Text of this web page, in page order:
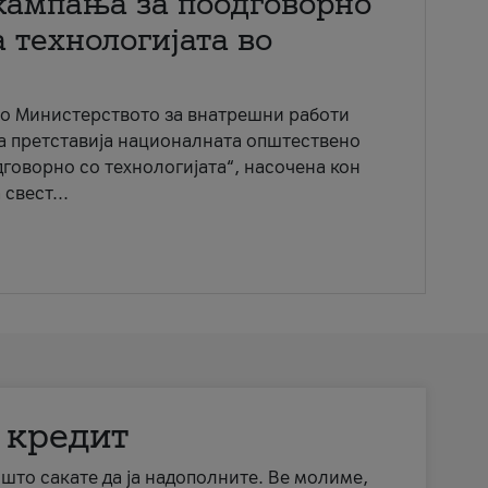
во
Министерството за внатрешни работи
претставија националната општествено
со технологијата“, насочена кон
што сакате да ја надополните. Ве молиме,